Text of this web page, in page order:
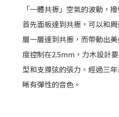
「一體共振」空氣的波動，
首先面板達到共振，可以和
層一層達到共振，而帶動出
度控制在2.5mm，力木設計
型和支撐弦的張力。經過三
晰有彈性的音色。